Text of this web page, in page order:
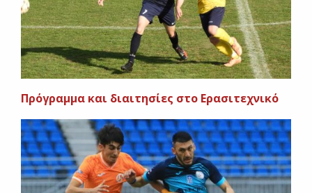
Πρόγραμμα και διαιτησίες στο Ερασιτεχνικό